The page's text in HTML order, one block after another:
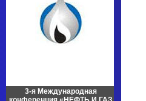
3-я Международная